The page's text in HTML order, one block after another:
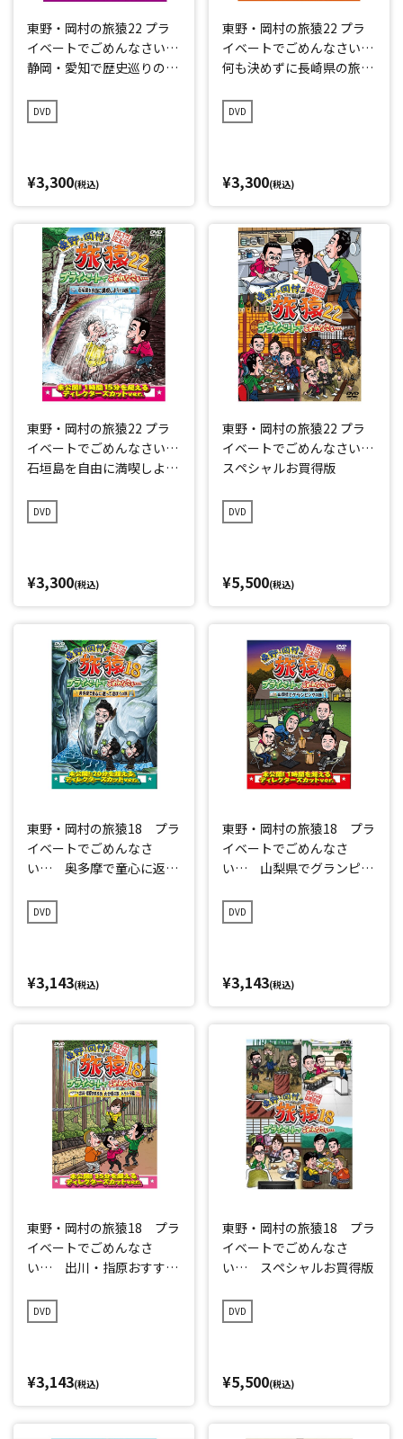
東野・岡村の旅猿22 プラ
イベートでごめんなさい…
静岡・愛知で歴史巡りの旅
DVD
¥3,300(税込)
東野・岡村の旅猿22 プラ
イベートでごめんなさい…
何も決めずに長崎県の旅
DVD
¥3,300(税込)
東野・岡村の旅猿22 プラ
イベートでごめんなさい…
石垣島を自由に満喫しよ
DVD
¥3,300(税込)
東野・岡村の旅猿22 プラ
イベートでごめんなさい…
スペシャルお買得版
DVD
¥5,500(税込)
東野・岡村の旅猿18 プラ
イベートでごめんなさ
い… 奥多摩で童心に返っ
完全版
DVD
¥3,143(税込)
東野・岡村の旅猿18 プラ
イベートでごめんなさ
い… 山梨県でグランピン
DVD
¥3,143(税込)
東野・岡村の旅猿18 プラ
イベートでごめんなさ
い… 出川・指原おすす
編 プレミアム完全版
DVD
¥3,143(税込)
東野・岡村の旅猿18 プラ
イベートでごめんなさ
い… スペシャルお買得版
DVD
¥5,500(税込)